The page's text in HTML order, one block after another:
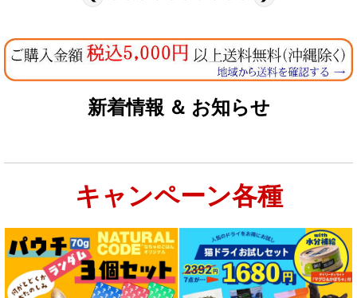
新着情報 ＆ お知らせ
キャンペーン各種